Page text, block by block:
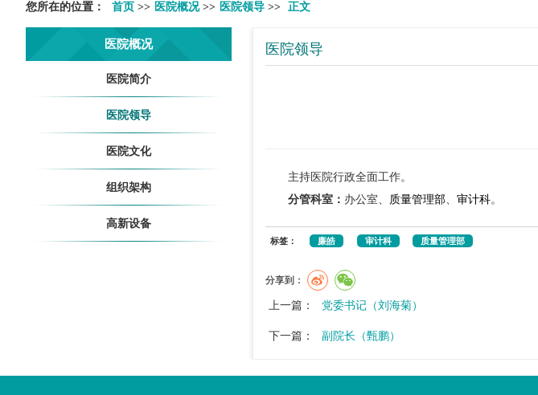
您所在的位置： 首页 >> 医院概况>> 医院领导 >> 正文
医院概况
医院简介
医院领导
医院文化
组织架构
高新设备
医院领导
主持医院行政全面工作。
分管科室： 办公室、 质量管理部、 审计科。
标签： 廉皓 审计科 质量管理部
分享到：
上一篇： 党委书记（刘海菊）
下一篇： 副院长（甄鹏）